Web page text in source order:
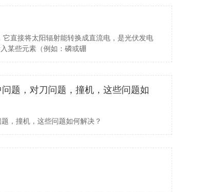
直接将太阳辐射能转换成直流电，是光伏发电
某些元素（例如：磷或硼
题，对刀问题，撞机，这些问题如
，撞机，这些问题如何解决？